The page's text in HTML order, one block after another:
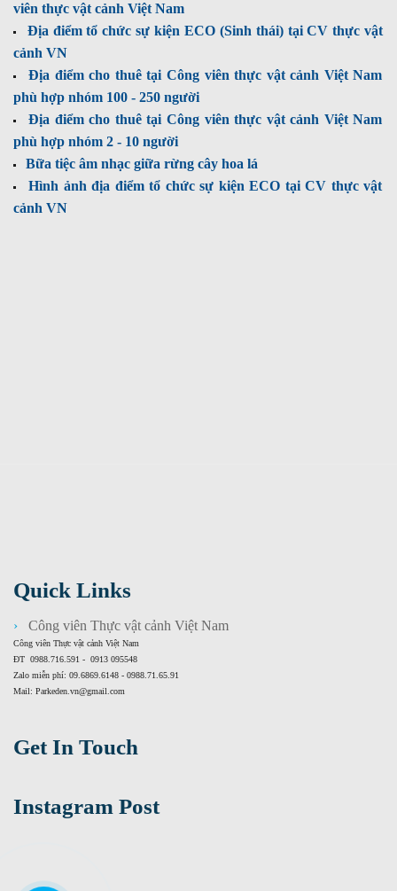
viên thực vật cảnh Việt Nam
Địa điểm tổ chức sự kiện ECO (Sinh thái) tại CV thực vật
cảnh VN
Địa điểm cho thuê tại Công viên thực vật cảnh Việt Nam
phù hợp nhóm 100 - 250 người
Địa điểm cho thuê tại Công viên thực vật cảnh Việt Nam
phù hợp nhóm 2 - 10 người
Bữa tiệc âm nhạc giữa rừng cây hoa lá
Hình ảnh địa điểm tổ chức sự kiện ECO tại CV thực vật
cảnh VN
Quick Links
Công viên Thực vật cảnh Việt Nam
Công viên Thực vật cảnh Việt Nam
ĐT 0988.716.591 - 0913 095548
Zalo miễn phí: 09.6869.6148 - 0988.71.65.91
Mail: Parkeden.vn@gmail.com
Get In Touch
Instagram Post